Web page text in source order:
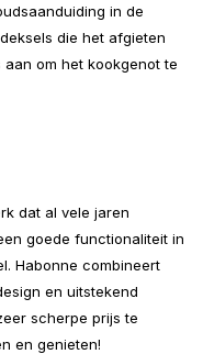
in de
die het afgieten
om het kookgenot te
dat al vele jaren
goede functionaliteit in
Habonne combineert
en uitstekend
scherpe prijs te
en genieten!